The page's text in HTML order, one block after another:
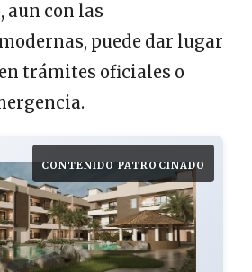
aun con las
puede dar lugar
trámites oficiales o
CONTENIDO PATROCINADO